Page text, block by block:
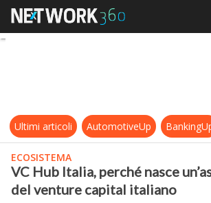
VC Hub Italia,
Ultimi articoli AutomotiveUp
ECOSISTEMA
VC Hub Italia, perché nasce
del venture capital italiano